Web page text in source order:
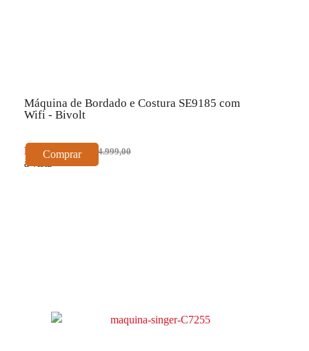
Máquina de Bordado e Costura SE9185 com
Wifi - Bivolt
R$ 3.824,23 R$ 4.999,00
à vista
Comprar